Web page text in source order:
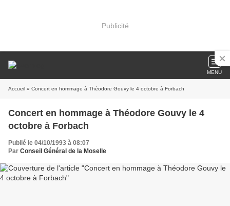
Publicité
MENU
Accueil » Concert en hommage à Théodore Gouvy le 4 octobre à Forbach
Concert en hommage à Théodore Gouvy le 4
octobre à Forbach
Publié le 04/10/1993 à 08:07
Par Conseil Général de la Moselle